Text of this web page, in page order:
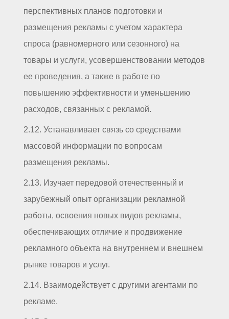
перспективных планов подготовки и
размещения рекламы с учетом характера
спроса (равномерного или сезонного) на
товары и услуги, усовершенствовании методов
ее проведения, а также в работе по
повышению эффективности и уменьшению
расходов, связанных с рекламой.
2.12. Устанавливает связь со средствами
массовой информации по вопросам
размещения рекламы.
2.13. Изучает передовой отечественный и
зарубежный опыт организации рекламной
работы, освоения новых видов рекламы,
обеспечивающих отличие и продвижение
рекламного объекта на внутреннем и внешнем
рынке товаров и услуг.
2.14. Взаимодействует с другими агентами по
рекламе.